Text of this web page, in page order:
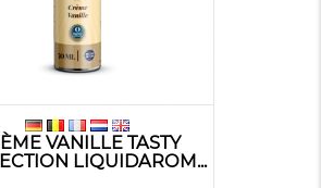
VANILLE TASTY
LIQUIDAROM...